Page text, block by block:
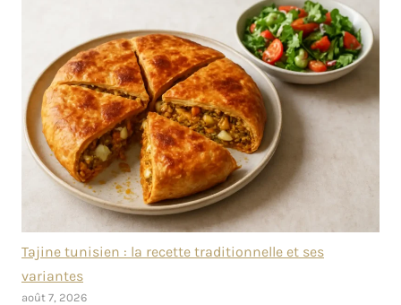
Tajine tunisien : la recette traditionnelle et ses
variantes
août 7, 2026